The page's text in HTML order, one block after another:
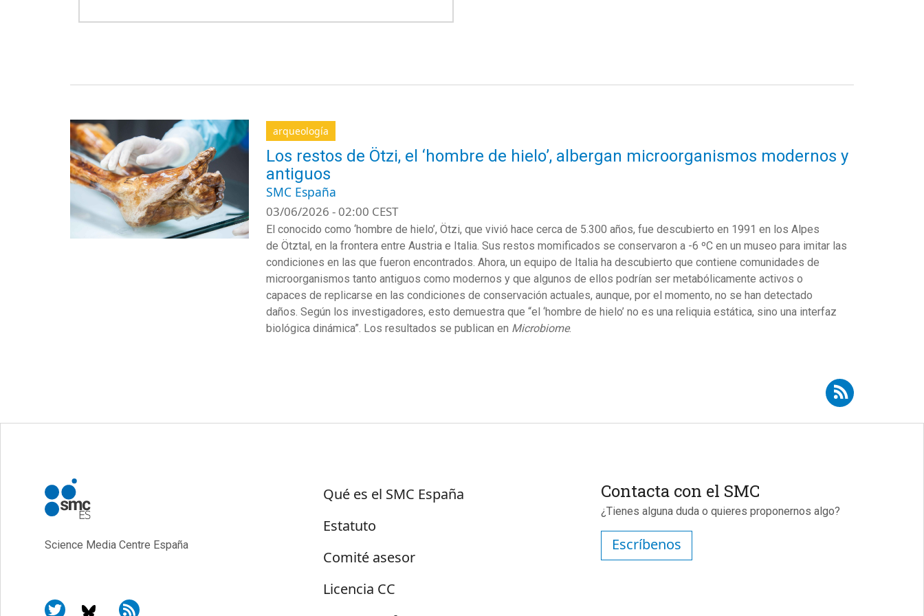
arqueología
Los restos de Ötzi, el ‘hombre de hielo’, albergan microorganismos modernos y
antiguos
SMC España
03/06/2026 - 02:00 CEST
El conocido como ‘hombre de hielo’, Ötzi, que vivió hace cerca de 5.300 años, fue descubierto en 1991 en los Alpes
de Ötztal, en la frontera entre Austria e Italia. Sus restos momificados se conservaron a -6 ºC en un museo para imitar las
condiciones en las que fueron encontrados. Ahora, un equipo de Italia ha descubierto que contiene comunidades de
microorganismos tanto antiguos como modernos y que algunos de ellos podrían ser metabólicamente activos o
capaces de replicarse en las condiciones de conservación actuales, aunque, por el momento, no se han detectado
daños. Según los investigadores, esto demuestra que “el ‘hombre de hielo’ no es una reliquia estática, sino una interfaz
biológica dinámica”. Los resultados se publican en Microbiome.
Suscribirse a RSS - David Velázquez
Science Media Centre España
Sobre SMC España
Qué es el SMC España
Estatuto
Comité asesor
Licencia CC
Contacta con el SMC
¿Tienes alguna duda o quieres proponernos algo?
Escríbenos